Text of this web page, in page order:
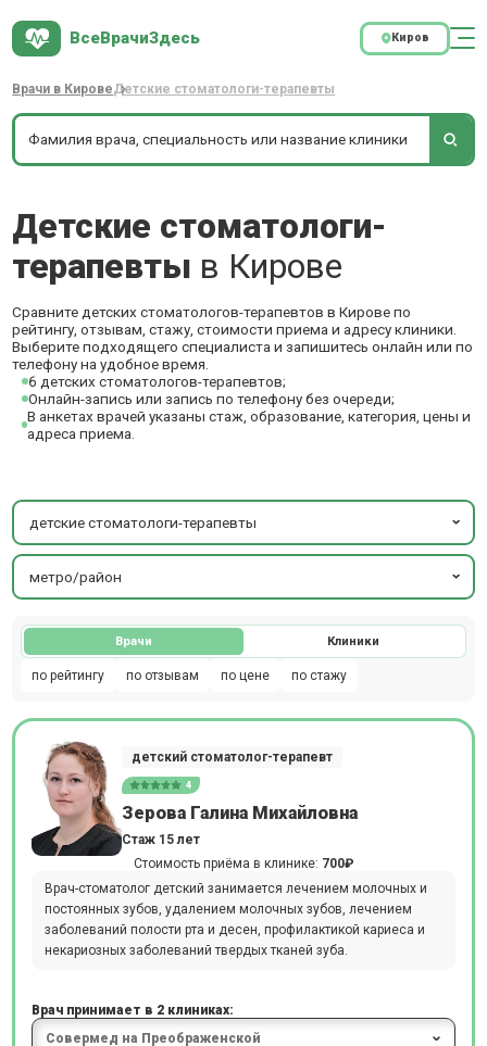
ВсеВрачиЗдесь Киров
Врачи в КировеДетские стоматологи-терапевты
Детские стоматологи-
терапевты в Кирове
Сравните детских стоматологов-терапевтов в Кирове по
рейтингу, отзывам, стажу, стоимости приема и адресу клиники.
Выберите подходящего специалиста и запишитесь онлайн или по
телефону на удобное время.
6 детских стоматологов-терапевтов;
Онлайн-запись или запись по телефону без очереди;
В анкетах врачей указаны стаж, образование, категория, цены и
адреса приема.
детские стоматологи-терапевты
метро/район
Врачи Клиники
по рейтингу по отзывам по цене по стажу
детский стоматолог-терапевт
4
Зерова Галина Михайловна
Стаж 15 лет
Стоимость приёма в клинике: 700₽
Врач-стоматолог детский занимается лечением молочных и
постоянных зубов, удалением молочных зубов, лечением
заболеваний полости рта и десен, профилактикой кариеса и
некариозных заболеваний твердых тканей зуба.
Врач принимает в 2 клиниках: